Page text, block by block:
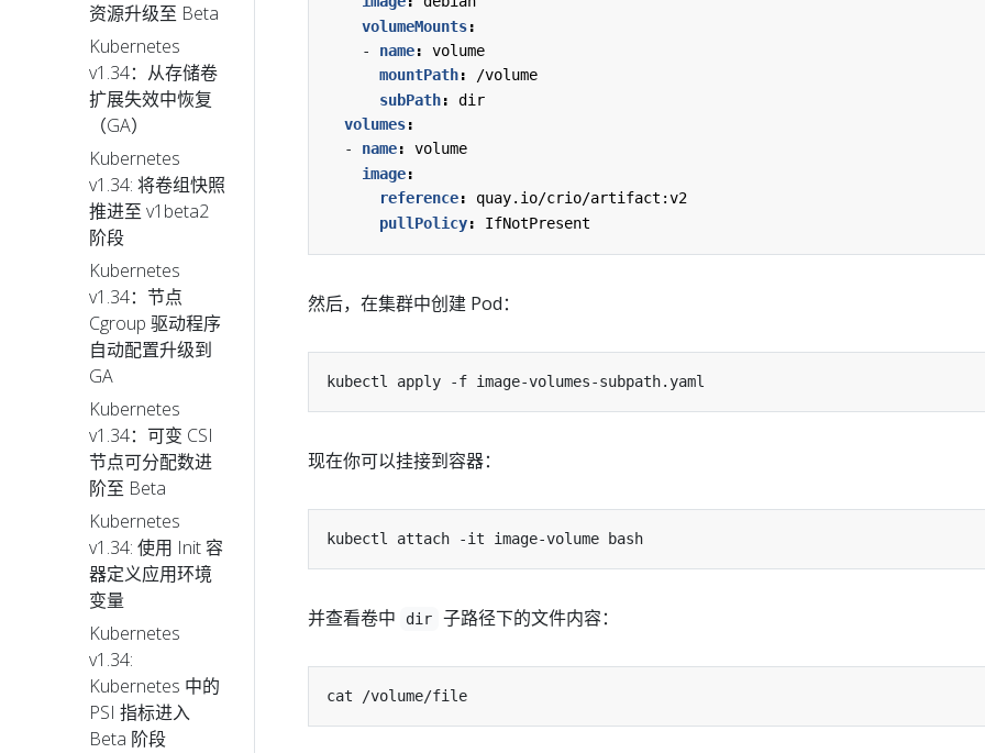
资源升级至 Beta
Kubernetes
v1.34：从存储卷
扩展失效中恢复
（GA）
Kubernetes
v1.34: 将卷组快照
推进至 v1beta2
阶段
Kubernetes
v1.34：节点
Cgroup 驱动程序
自动配置升级到
GA
Kubernetes
v1.34：可变 CSI
节点可分配数进
阶至 Beta
Kubernetes
v1.34: 使用 Init 容
器定义应用环境
变量
Kubernetes
v1.34:
Kubernetes 中的
PSI 指标进入
Beta 阶段
volumeMounts:
- name:
volume
mountPath:
/volume
subPath:
dir
volumes:
- name:
volume
image:
reference:
quay.io/crio/artifact:v2
pullPolicy: IfNotPresent
然后，在集群中创建 Pod：
现在你可以挂接到容器：
并查看卷中 dir 子路径下的文件内容：